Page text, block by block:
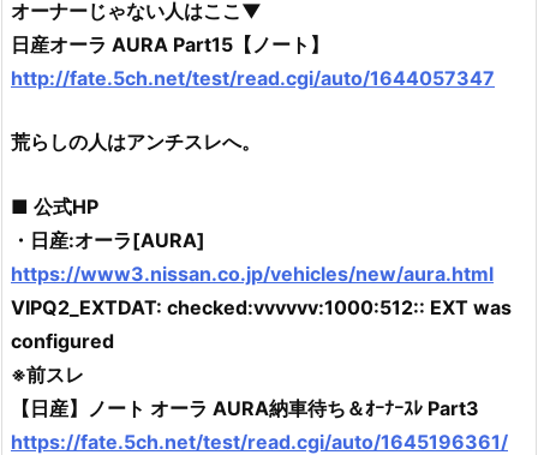
オーナーじゃない人はここ▼
日産オーラ AURA Part15【ノート】
http://fate.5ch.net/test/read.cgi/auto/1644057347
荒らしの人はアンチスレへ。
■ 公式HP
・日産:オーラ[AURA]
https://www3.nissan.co.jp/vehicles/new/aura.html
VIPQ2_EXTDAT: checked:vvvvvv:1000:512:: EXT was
configured
※前スレ
【日産】ノート オーラ AURA納車待ち＆ｵｰﾅｰｽﾚ Part3
https://fate.5ch.net/test/read.cgi/auto/1645196361/